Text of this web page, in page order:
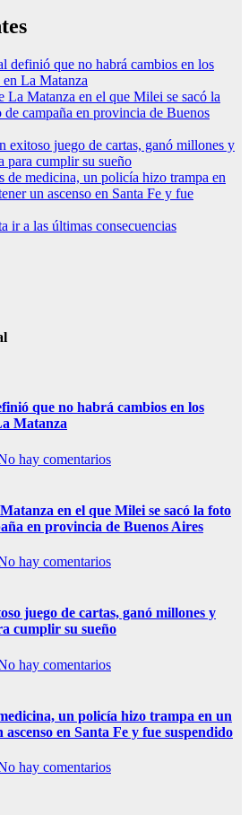
definió que no habrá cambios en los
La Matanza
La Matanza en el que Milei se sacó la
campaña en provincia de Buenos
exitoso juego de cartas, ganó millones y
para cumplir su sueño
de medicina, un policía hizo trampa en
un ascenso en Santa Fe y fue
ir a las últimas consecuencias
que no habrá cambios en los
Matanza
hay comentarios
en el que Milei se sacó la foto
en provincia de Buenos Aires
hay comentarios
juego de cartas, ganó millones y
cumplir su sueño
hay comentarios
un policía hizo trampa en un
en Santa Fe y fue suspendido
hay comentarios